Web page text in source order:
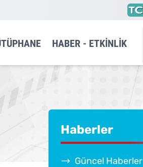
HABER - ETKINLIK
Haberler
Güncel Haberler